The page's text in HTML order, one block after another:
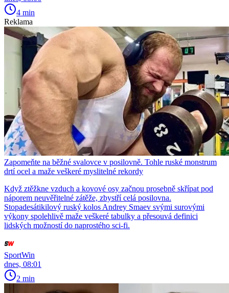
4 min
Reklama
Zapomeňte na běžné svalovce v posilovně. Tohle ruské monstrum
drtí ocel a maže veškeré myslitelné rekordy
Když ztěžkne vzduch a kovové osy začnou prosebně skřípat pod
náporem neuvěřitelné zátěže, zbystří celá posilovna.
Stopadesátikilový ruský kolos Andrey Smaev svými surovými
výkony spolehlivě maže veškeré tabulky a přesouvá definici
lidských možností do naprostého sci-fi.
SportWin
dnes, 08:01
2 min